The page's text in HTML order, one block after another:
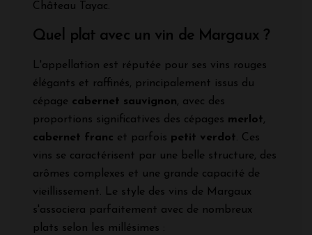
Château Tayac.
Quel plat avec un vin de Margaux ?
L'appellation est réputée pour ses vins rouges
élégants et raffinés, principalement issus du
cépage cabernet sauvignon, avec des
proportions significatives des cépages merlot,
cabernet franc et parfois petit verdot. Ces
vins se caractérisent par une belle structure, des
arômes complexes et une grande capacité de
vieillissement. Le style des vins de Margaux
s'associera parfaitement avec de nombreux
plats selon les millésimes :